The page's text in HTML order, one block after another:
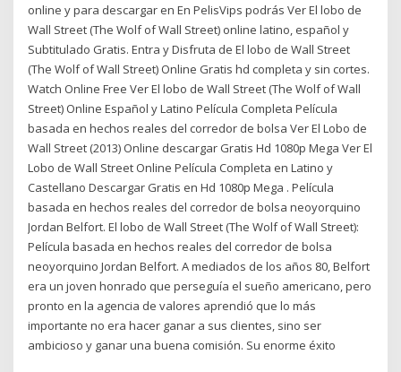
online y para descargar en En PelisVips podrás Ver El lobo de
Wall Street (The Wolf of Wall Street) online latino, español y
Subtitulado Gratis. Entra y Disfruta de El lobo de Wall Street
(The Wolf of Wall Street) Online Gratis hd completa y sin cortes.
Watch Online Free Ver El lobo de Wall Street (The Wolf of Wall
Street) Online Español y Latino Película Completa Película
basada en hechos reales del corredor de bolsa Ver El Lobo de
Wall Street (2013) Online descargar Gratis Hd 1080p Mega Ver El
Lobo de Wall Street Online Película Completa en Latino y
Castellano Descargar Gratis en Hd 1080p Mega . Película
basada en hechos reales del corredor de bolsa neoyorquino
Jordan Belfort. El lobo de Wall Street (The Wolf of Wall Street):
Película basada en hechos reales del corredor de bolsa
neoyorquino Jordan Belfort. A mediados de los años 80, Belfort
era un joven honrado que perseguía el sueño americano, pero
pronto en la agencia de valores aprendió que lo más
importante no era hacer ganar a sus clientes, sino ser
ambicioso y ganar una buena comisión. Su enorme éxito